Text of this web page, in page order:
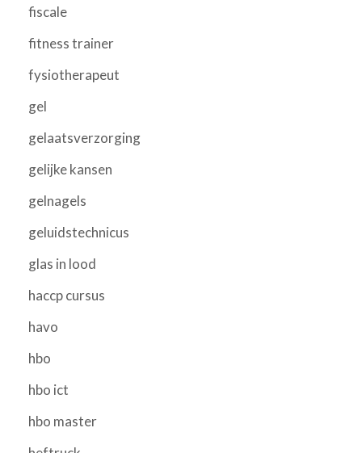
fiscale
fitness trainer
fysiotherapeut
gel
gelaatsverzorging
gelijke kansen
gelnagels
geluidstechnicus
glas in lood
haccp cursus
havo
hbo
hbo ict
hbo master